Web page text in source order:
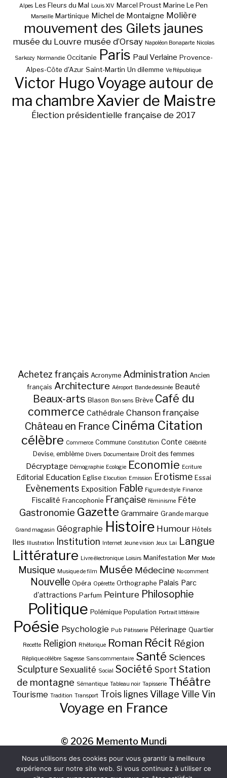
Alpes Les Fleurs du Mal Louis XIV Marcel Proust Marine Le Pen
Marseille Martinique Michel de Montaigne Molière
mouvement des Gilets jaunes
musée du Louvre musée d’Orsay Napoléon Bonaparte Nicolas
Sarkozy Normandie Occitanie Paris Paul Verlaine Provence-
Alpes-Côte d'Azur Saint-Martin Un dilemme Ve République
Victor HugoVoyage autour de
ma chambre Xavier de Maistre
Élection présidentielle française de 2017
Achetez français Acronyme Administration Ancien
français Architecture Aéroport Bande dessinée Beauté
Beaux-arts Blason Bon sens Brève Café du
commerce Cathédrale Chanson française
Château en France Cinéma Citation
célèbre Commerce Commune Constitution Conte Célébrité
Devise, emblème Divers Documentaire Droit des femmes
Décryptage Démographie Ecologie Economie Ecriture
Editorial Education Eglise Elocution Emission Erotisme Essai
Evènements Exposition Fable Figure de style Finance
Fiscalité Francophonie Française Féminisme Fête
Gastronomie Gazette Grammaire Grande marque
Grand magasin Géographie Histoire Humour Hôtels
Iles Illustration Institution Internet Jeune vision Jeux Lai Langue
Littérature Livre électronique Loisirs Manifestation Mer Mode
Musique Musique de film Musée Médecine No comment
Nouvelle Opéra Opérette Orthographe Palais Parc
d'attractions Parfum Peinture Philosophie
Politique Polémique Population Portrait littéraire
Poésie Psychologie Pub Pâtisserie Pélerinage Quartier
Recette Religion Rhétorique Roman Récit Région
Réplique célèbre Sagesse Sans commentaire Santé Sciences
Sculpture Sexualité Social Société Sport Station
de montagne Sémantique Tableau noir Tapisserie Théâtre
Tourisme Tradition Transport Trois lignes Village Ville Vin
Voyage en France
© 2026 Memento Mundi
Nous utilisons des cookies pour vous garantir la meilleure
expérience sur notre site web. Si vous continuez à utiliser ce